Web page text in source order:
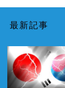
最新記事